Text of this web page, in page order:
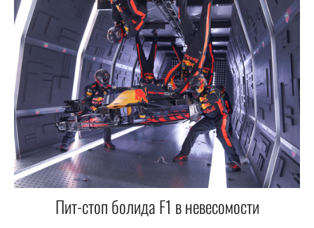
Пит-стоп болида F1 в невесомости